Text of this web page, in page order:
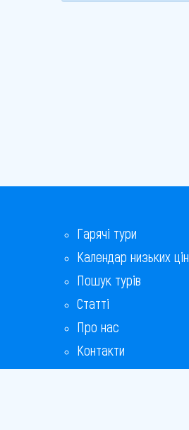
Гарячі тури
Календар низьких цін
Пошук турів
Статті
Про нас
Контакти
Бонусна програма